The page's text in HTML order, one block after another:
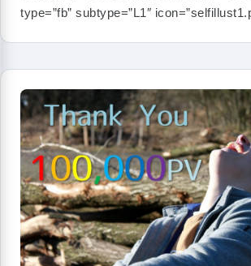
type=”fb” subtype=”L1″